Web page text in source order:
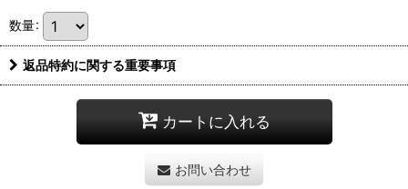
数量:
返品特約に関する重要事項
カートに入れる
お問い合わせ